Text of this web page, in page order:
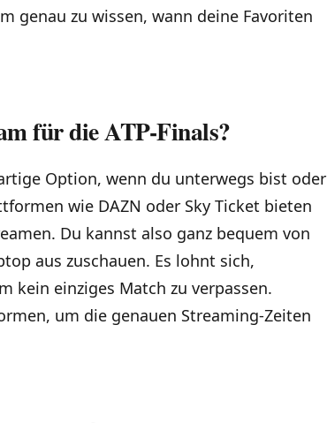
genau zu wissen, wann deine Favoriten
für die ATP-Finals?
Option, wenn du unterwegs bist oder
wie DAZN oder Sky Ticket bieten
Du kannst also ganz bequem von
aus zuschauen. Es lohnt sich,
kein einziges Match zu verpassen.
um die genauen Streaming-Zeiten